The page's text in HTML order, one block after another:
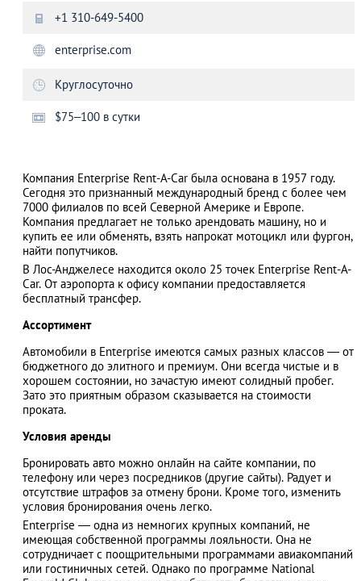
АЗАД
+1 310-649-5400
enterprise.com
Круглосуточно
$75–100 в сутки
Компания Enterprise Rent-A-Car была основана в 1957 году.
Сегодня это признанный международный бренд с более чем
7000 филиалов по всей Северной Америке и Европе.
Компания предлагает не только арендовать машину, но и
купить ее или обменять, взять напрокат мотоцикл или фургон,
найти попутчиков.
В Лос-Анджелесе находится около 25 точек Enterprise Rent-A-
Car. От аэропорта к офису компании предоставляется
бесплатный трансфер.
Ассортимент
Автомобили в Enterprise имеются самых разных классов ― от
бюджетного до элитного и премиум. Они всегда чистые и в
хорошем состоянии, но зачастую имеют солидный пробег.
Зато это приятным образом сказывается на стоимости
проката.
Условия аренды
Бронировать авто можно онлайн на сайте компании, по
телефону или через посредников (другие сайты). Радует и
отсутствие штрафов за отмену брони. Кроме того, изменить
условия бронирования очень легко.
Enterprise ― одна из немногих крупных компаний, не
имеющая собственной программы лояльности. Она не
сотрудничает с поощрительными программами авиакомпаний
или гостиничных сетей. Однако по программе National